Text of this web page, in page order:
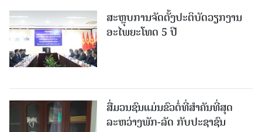
ສະຫຼຸບການຈັດຕັ້ງປະຕິບັດວຽກງານ
ອະໄພຍະໂທດ 5 ປີ
ສື່ມວນຊົນແມ່ນຂົວຕໍ່ທີ່ສໍາຄັນທີ່ສຸດ
ລະຫວ່າງພັກ-ລັດ ກັບປະຊາຊົນ